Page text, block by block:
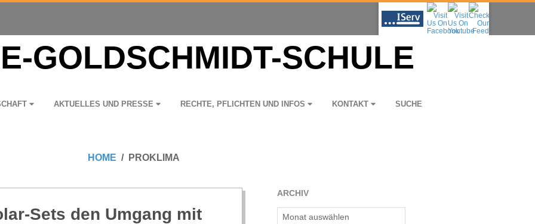
AKTU­EL­LES UND PRESSE RECHTE, PFLICH­TEN UND INFOS KON­TAKT SUCHE
HOME PROKLIMA
Sets den Umgang mit
ARCHIV
Archiv